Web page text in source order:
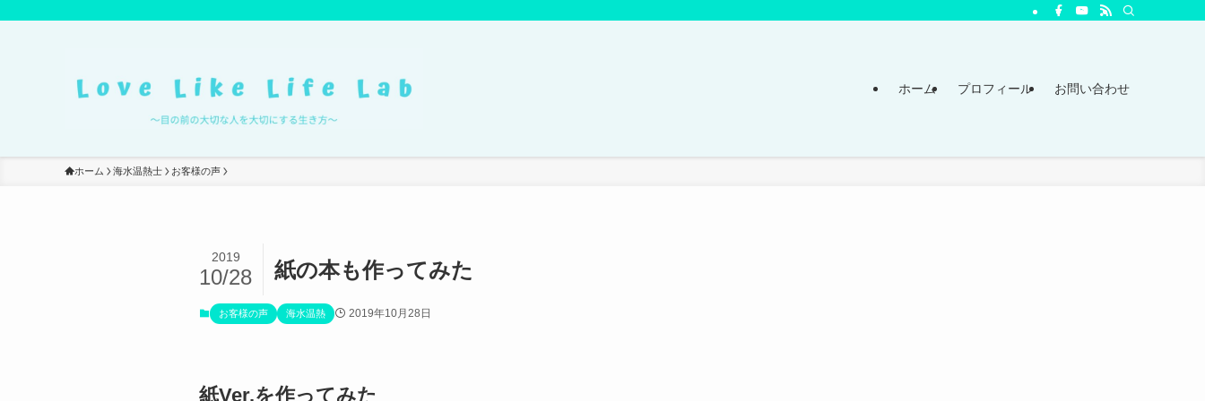
ホーム プロフィール お問い合わせ
ホーム 海水温熱士 お客様の声
紙の本も作ってみた
2019
10/28
お客様の声 海水温熱 2019年10月28日
紙Ver.を作ってみた